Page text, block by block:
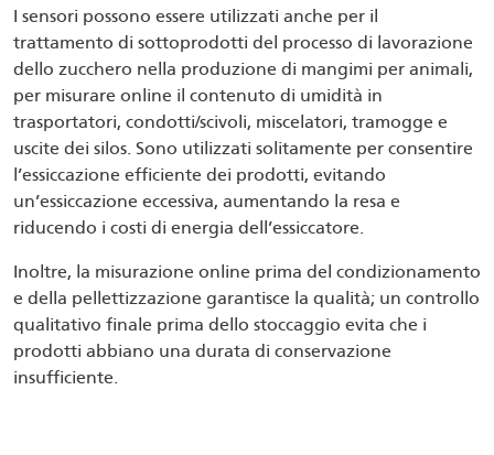
I sensori possono essere utilizzati anche per il
trattamento di sottoprodotti del processo di lavorazione
dello zucchero nella produzione di mangimi per animali,
per misurare online il contenuto di umidità in
trasportatori, condotti/scivoli, miscelatori, tramogge e
uscite dei silos. Sono utilizzati solitamente per consentire
l’essiccazione efficiente dei prodotti, evitando
un’essiccazione eccessiva, aumentando la resa e
riducendo i costi di energia dell’essiccatore.
Inoltre, la misurazione online prima del condizionamento
e della pellettizzazione garantisce la qualità; un controllo
qualitativo finale prima dello stoccaggio evita che i
prodotti abbiano una durata di conservazione
insufficiente.